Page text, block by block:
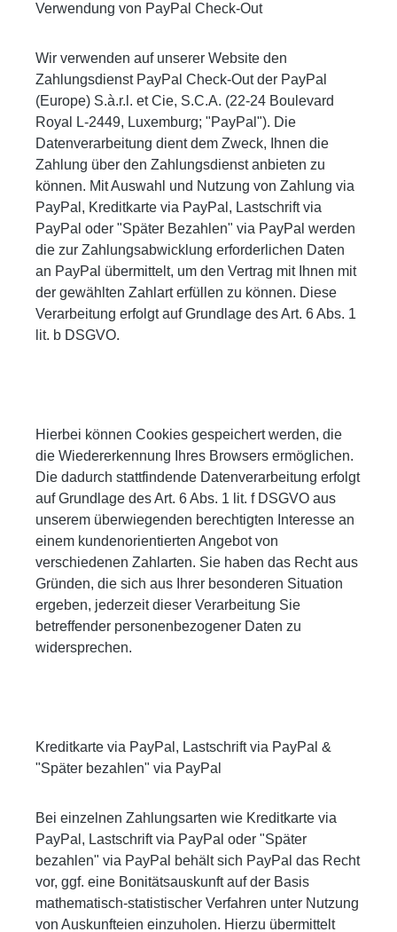
Verwendung von PayPal Check-Out
Wir verwenden auf unserer Website den
Zahlungsdienst PayPal Check-Out der PayPal
(Europe) S.à.r.l. et Cie, S.C.A. (22-24 Boulevard
Royal L-2449, Luxemburg; "PayPal"). Die
Datenverarbeitung dient dem Zweck, Ihnen die
Zahlung über den Zahlungsdienst anbieten zu
können. Mit Auswahl und Nutzung von Zahlung via
PayPal, Kreditkarte via PayPal, Lastschrift via
PayPal oder "Später Bezahlen" via PayPal werden
die zur Zahlungsabwicklung erforderlichen Daten
an PayPal übermittelt, um den Vertrag mit Ihnen mit
der gewählten Zahlart erfüllen zu können. Diese
Verarbeitung erfolgt auf Grundlage des Art. 6 Abs. 1
lit. b DSGVO.
Hierbei können Cookies gespeichert werden, die
die Wiedererkennung Ihres Browsers ermöglichen.
Die dadurch stattfindende Datenverarbeitung erfolgt
auf Grundlage des Art. 6 Abs. 1 lit. f DSGVO aus
unserem überwiegenden berechtigten Interesse an
einem kundenorientierten Angebot von
verschiedenen Zahlarten. Sie haben das Recht aus
Gründen, die sich aus Ihrer besonderen Situation
ergeben, jederzeit dieser Verarbeitung Sie
betreffender personenbezogener Daten zu
widersprechen.
Kreditkarte via PayPal, Lastschrift via PayPal &
"Später bezahlen" via PayPal
Bei einzelnen Zahlungsarten wie Kreditkarte via
PayPal, Lastschrift via PayPal oder "Später
bezahlen" via PayPal behält sich PayPal das Recht
vor, ggf. eine Bonitätsauskunft auf der Basis
mathematisch-statistischer Verfahren unter Nutzung
von Auskunfteien einzuholen. Hierzu übermittelt